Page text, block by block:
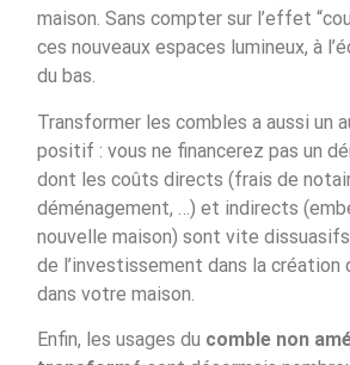
maison. Sans compter sur l’effet
ces nouveaux espaces lumineux, à
du bas.
Transformer les combles a aussi un
positif : vous ne financerez pas un
dont les coûts directs (frais de
déménagement, …) et indirects
nouvelle maison) sont vite
de l’investissement dans la création
dans votre maison.
Enfin, les usages du comble non